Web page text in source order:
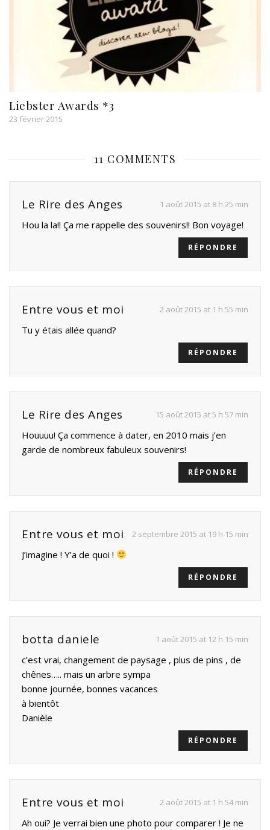
Liebster Awards *3
23 février 2015
11 COMMENTS
Le Rire des Anges 1 août 2015 at 8 h 25 min
Hou la la!! Ça me rappelle des souvenirs!! Bon voyage!
RÉPONDRE
Entre vous et moi 2 août 2015 at 1 h 55 min
Tu y étais allée quand?
RÉPONDRE
Le Rire des Anges 15 août 2015 at 5 h 57 min
Houuuu! Ça commence à dater, en 2010 mais j’en
garde de nombreux fabuleux souvenirs!
RÉPONDRE
Entre vous et moi 2 septembre 2015 at 19 h 15 min
J’imagine ! Y’a de quoi !
RÉPONDRE
botta daniele 1 août 2015 at 12 h 15 min
c’est vrai, changement de paysage , plus de pins , de
chênes….. mais un arbre sympa
bonne journée, bonnes vacances
à bientôt
Danièle
RÉPONDRE
Entre vous et moi 2 août 2015 at 1 h 54 min
Ah oui? Je verrai bien une photo pour comparer ! Je ne